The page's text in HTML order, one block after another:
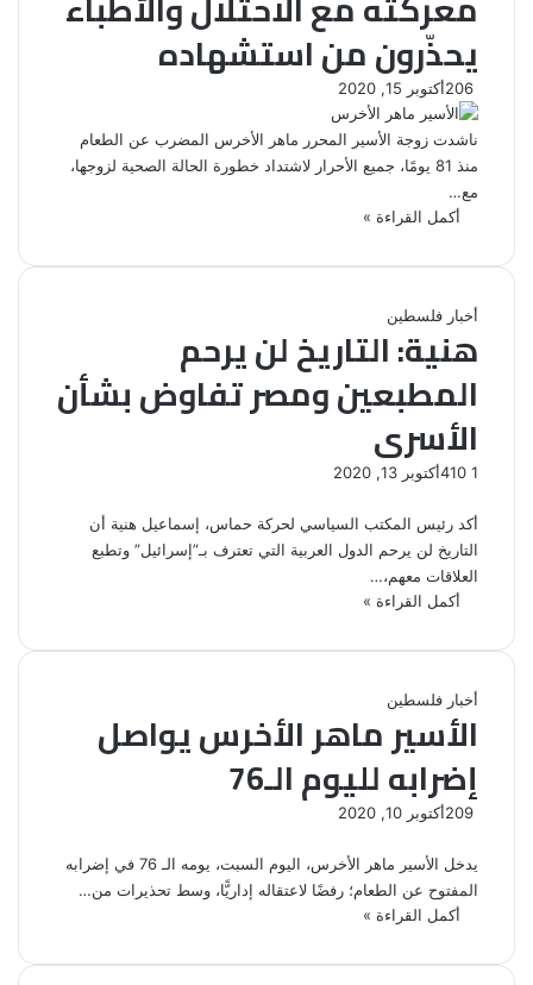
يحذّرون من استشهاده
أكتوبر 15, 2020
ناشدت زوجة الأسير المحرر ماهر الأخرس المضرب عن الطعام
منذ 81 يومًا، جميع الأحرار لاشتداد خطورة الحالة الصحية لزوجها،
مع…
أكمل القراءة »
أخبار فلسطين
هنية: التاريخ لن يرحم
المطبعين ومصر تفاوض بشأن
الأسرى
أكتوبر 13, 2020 1
أكد رئيس المكتب السياسي لحركة حماس، إسماعيل هنية أن
التاريخ لن يرحم الدول العربية التي تعترف بـ”إسرائيل” وتطبع
العلاقات معهم،…
أكمل القراءة »
أخبار فلسطين
الأسير ماهر الأخرس يواصل
إضرابه لليوم الـ76
أكتوبر 10, 2020
يدخل الأسير ماهر الأخرس، اليوم السبت، يومه الـ 76 في إضرابه
المفتوح عن الطعام؛ رفضًا لاعتقاله إداريًّا، وسط تحذيرات من…
أكمل القراءة »